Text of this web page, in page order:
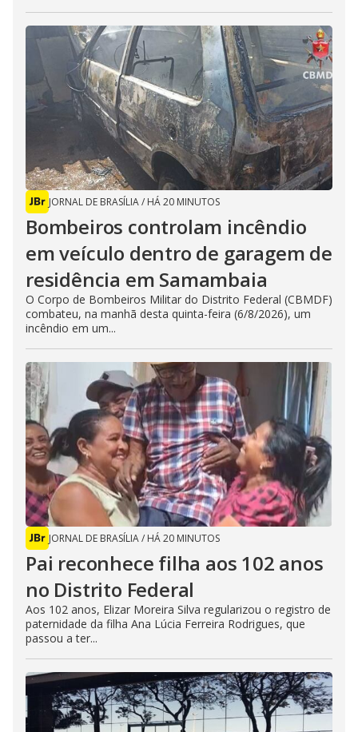
JORNAL DE BRASÍLIA/ HÁ 20 MINUTOS
Bombeiros controlam incêndio
em veículo dentro de garagem de
residência em Samambaia
O Corpo de Bombeiros Militar do Distrito Federal (CBMDF)
combateu, na manhã desta quinta-feira (6/8/2026), um
incêndio em um...
JORNAL DE BRASÍLIA/ HÁ 20 MINUTOS
Pai reconhece filha aos 102 anos
no Distrito Federal
Aos 102 anos, Elizar Moreira Silva regularizou o registro de
paternidade da filha Ana Lúcia Ferreira Rodrigues, que
passou a ter...